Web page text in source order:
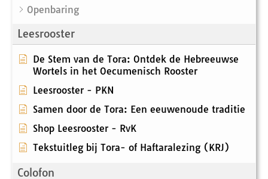
Openbaring
Leesrooster
De Stem van de Tora: Ontdek de Hebreeuwse
Wortels in het Oecumenisch Rooster
Leesrooster - PKN
Samen door de Tora: Een eeuwenoude traditie
Shop Leesrooster - RvK
Tekstuitleg bij Tora- of Haftaralezing (KRJ)
Colofon